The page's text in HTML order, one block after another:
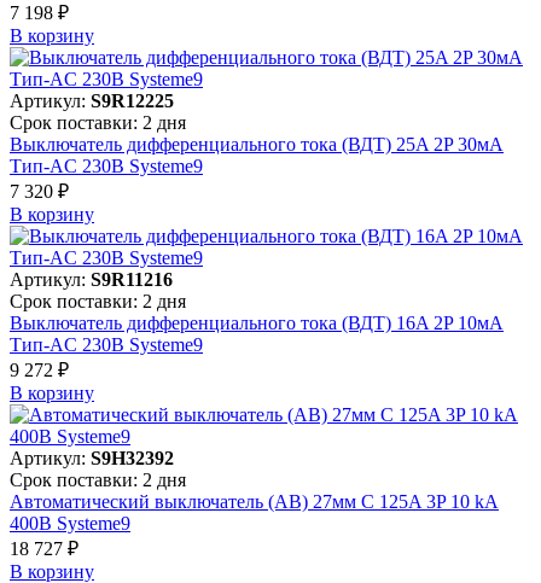
7 198 ₽
В корзинy
Артикул: S9R12225
Срок поставки: 2 дня
Выключатель дифференциального тока (ВДТ) 25A 2P 30мА
Тип-AC 230В Systeme9
7 320 ₽
В корзинy
Артикул: S9R11216
Срок поставки: 2 дня
Выключатель дифференциального тока (ВДТ) 16A 2P 10мА
Тип-AC 230В Systeme9
9 272 ₽
В корзинy
Артикул: S9H32392
Срок поставки: 2 дня
Автоматический выключатель (АВ) 27мм C 125A 3P 10 kA
400В Systeme9
18 727 ₽
В корзинy